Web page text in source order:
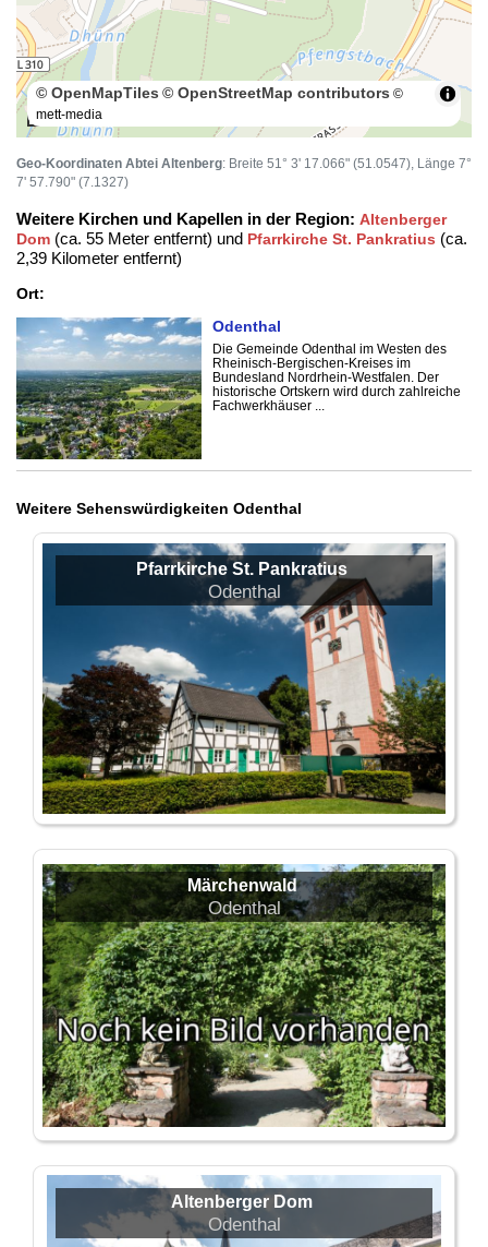
100 m
© OpenMapTiles © OpenStreetMap contributors ©
mett-media
Geo-Koordinaten Abtei Altenberg: Breite 51° 3' 17.066" (51.0547), Länge 7°
7' 57.790" (7.1327)
Weitere Kirchen und Kapellen in der Region: Altenberger
Dom (ca. 55 Meter entfernt) und Pfarrkirche St. Pankratius (ca.
2,39 Kilometer entfernt)
Ort:
Odenthal
Die Gemeinde Odenthal im Westen des
Rheinisch-Bergischen-Kreises im
Bundesland Nordrhein-Westfalen. Der
historische Ortskern wird durch zahlreiche
Fachwerkhäuser ...
Weitere Sehenswürdigkeiten Odenthal
Pfarrkirche St. Pankratius
Odenthal
Märchenwald
Odenthal
Altenberger Dom
Odenthal